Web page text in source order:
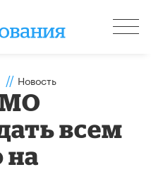
// Новость
всем
на